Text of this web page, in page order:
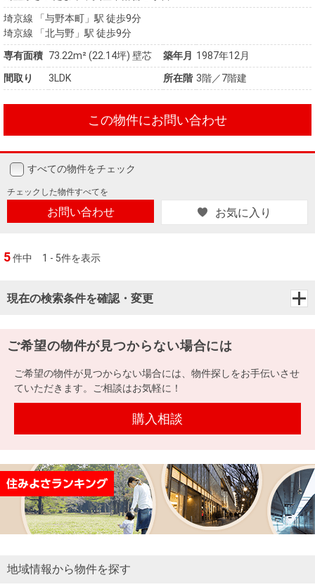
埼京線 「与野本町」駅 徒歩9分
埼京線 「北与野」駅 徒歩9分
専有面積 73.22m²(22.14坪) 壁芯 築年月
1987年12月
間取り
3LDK 所在階 3階／7階建
この物件にお問い合わせ
すべての物件をチェック
チェックした物件すべてを
お問い合わせ お気に入り
5件中 1 - 5件を表示
現在の検索条件を確認・変更
ご希望の物件が見つからない場合には
ご希望の物件が見つからない場合には、物件探しをお手伝いさせ
ていただきます。ご相談はお気軽に！
購入相談
地域情報から物件を探す